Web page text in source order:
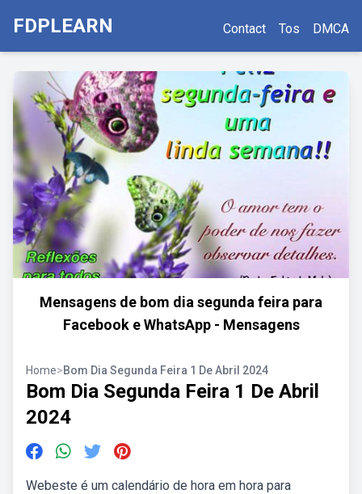
FDPLEARN Contact Tos DMCA
Mensagens de bom dia segunda feira para
Facebook e WhatsApp - Mensagens
Home>Bom Dia Segunda Feira 1 De Abril 2024
Bom Dia Segunda Feira 1 De Abril
2024
Webeste é um calendário de hora em hora para